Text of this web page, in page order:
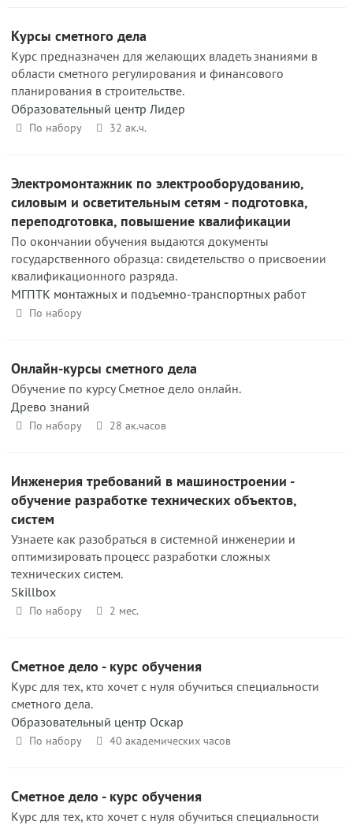
Курсы сметного дела
Курс предназначен для желающих владеть знаниями в
области сметного регулирования и финансового
планирования в строительстве.
Образовательный центр Лидер
По набору 32 ак.ч.
Электромонтажник по электрооборудованию,
силовым и осветительным сетям - подготовка,
переподготовка, повышение квалификации
По окончании обучения выдаются документы
государственного образца: свидетельство о присвоении
квалификационного разряда.
МГПТК монтажных и подъемно-транспортных работ
По набору
Онлайн-курсы сметного дела
Обучение по курсу Сметное дело онлайн.
Древо знаний
По набору 28 ак.часов
Инженерия требований в машинострое­нии -
обучение разработке технических объектов,
систем
Узнаете как разобраться в системной инженерии и
оптимизировать процесс разработки сложных
технических систем.
Skillbox
По набору 2 мес.
Сметное дело - курс обучения
Курс для тех, кто хочет с нуля обучиться специальности
сметного дела.
Образовательный центр Оскар
По набору 40 академических часов
Сметное дело - курс обучения
Курс для тех, кто хочет с нуля обучиться специальности